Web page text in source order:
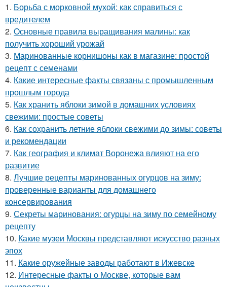
1. Борьба с морковной мухой: как справиться с
вредителем
2. Основные правила выращивания малины: как
получить хороший урожай
3. Маринованные корнишоны как в магазине: простой
рецепт с семенами
4. Какие интересные факты связаны с промышленным
прошлым города
5. Как хранить яблоки зимой в домашних условиях
свежими: простые советы
6. Как сохранить летние яблоки свежими до зимы: советы
и рекомендации
7. Как география и климат Воронежа влияют на его
развитие
8. Лучшие рецепты маринованных огурцов на зиму:
проверенные варианты для домашнего
консервирования
9. Секреты маринования: огурцы на зиму по семейному
рецепту
10. Какие музеи Москвы представляют искусство разных
эпох
11. Какие оружейные заводы работают в Ижевске
12. Интересные факты о Москве, которые вам